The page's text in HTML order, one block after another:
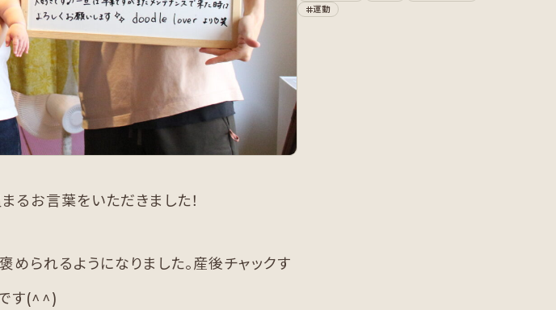
お言葉をいただきました！
られるようになりました。産後チャックす
す(^^)
運動